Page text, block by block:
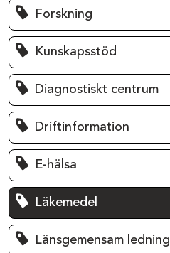
Forskning
Kunskapsstöd
Diagnostiskt centrum
Driftinformation
E-hälsa
Läkemedel
Länsgemensam ledning